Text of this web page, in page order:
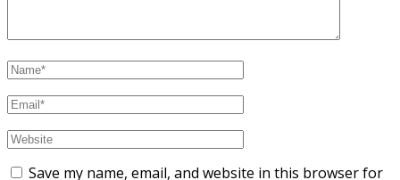
Save my name, email, and website in this browser for